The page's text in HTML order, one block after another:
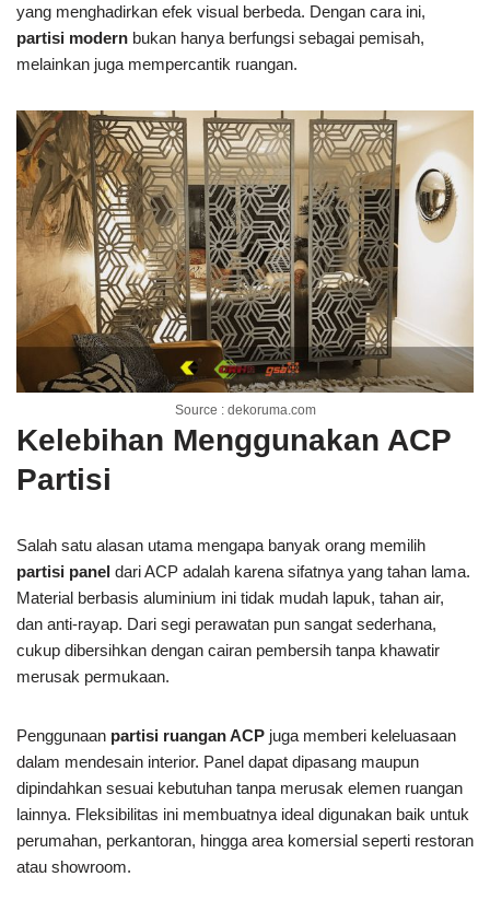
yang menghadirkan efek visual berbeda. Dengan cara ini,
partisi modern bukan hanya berfungsi sebagai pemisah,
melainkan juga mempercantik ruangan.
Source : dekoruma.com
Kelebihan Menggunakan ACP
Partisi
Salah satu alasan utama mengapa banyak orang memilih
partisi panel dari ACP adalah karena sifatnya yang tahan lama.
Material berbasis aluminium ini tidak mudah lapuk, tahan air,
dan anti-rayap. Dari segi perawatan pun sangat sederhana,
cukup dibersihkan dengan cairan pembersih tanpa khawatir
merusak permukaan.
Penggunaan partisi ruangan ACP juga memberi keleluasaan
dalam mendesain interior. Panel dapat dipasang maupun
dipindahkan sesuai kebutuhan tanpa merusak elemen ruangan
lainnya. Fleksibilitas ini membuatnya ideal digunakan baik untuk
perumahan, perkantoran, hingga area komersial seperti restoran
atau showroom.